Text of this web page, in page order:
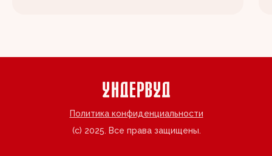
Политика конфиденциальности
(с) 2025. Все права защищены.